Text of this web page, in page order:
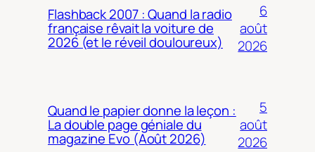
Flashback 2007 : Quand la radio
française rêvait la voiture de
2026 (et le réveil douloureux)
6
août
2026
Quand le papier donne la leçon :
La double page géniale du
magazine Evo (Août 2026)
5
août
2026